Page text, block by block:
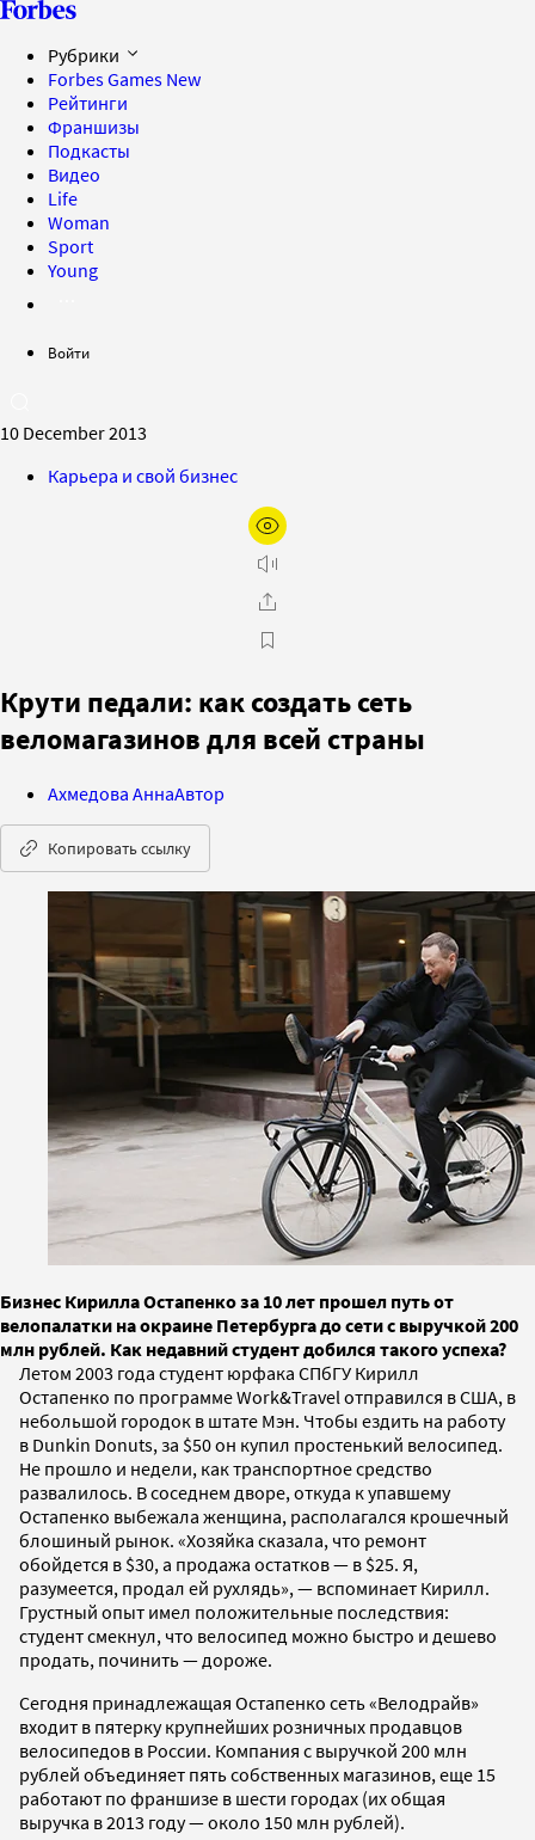
Рубрики
Forbes Games New
Рейтинги
Франшизы
Подкасты
Видео
Life
Woman
Sport
Young
Войти
10 December 2013
Карьера и свой бизнес
Крути педали: как создать сеть
веломагазинов для всей страны
Ахмедова АннаАвтор
Копировать ссылку
Бизнес Кирилла Остапенко за 10 лет прошел путь от
велопалатки на окраине Петербурга до сети с выручкой 200
млн рублей. Как недавний студент добился такого успеха?
Летом 2003 года студент юрфака СПбГУ Кирилл
Остапенко по программе Work&Travel отправился в США, в
небольшой городок в штате Мэн. Чтобы ездить на работу
в Dunkin Donuts, за $50 он купил простенький велосипед.
Не прошло и недели, как транспортное средство
развалилось. В соседнем дворе, откуда к упавшему
Остапенко выбежала женщина, располагался крошечный
блошиный рынок. «Хозяйка сказала, что ремонт
обойдется в $30, а продажа остатков — в $25. Я,
разумеется, продал ей рухлядь», — вспоминает Кирилл.
Грустный опыт имел положительные последствия:
студент смекнул, что велосипед можно быстро и дешево
продать, починить — дороже.
Сегодня принадлежащая Остапенко сеть «Велодрайв»
входит в пятерку крупнейших розничных продавцов
велосипедов в России. Компания с выручкой 200 млн
рублей объединяет пять собственных магазинов, еще 15
работают по франшизе в шести городах (их общая
выручка в 2013 году — около 150 млн рублей).